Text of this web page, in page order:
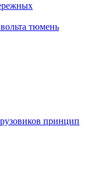
тюмень
принцип